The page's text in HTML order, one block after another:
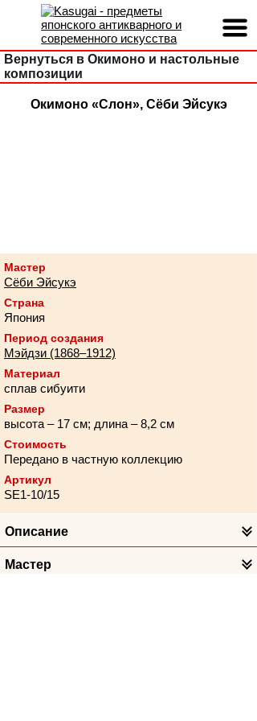
Вернуться в Окимоно и настольные
композиции
Окимоно «Слон», Сёби Эйсукэ
Мастер
Сёби Эйсукэ
Страна
Япония
Период создания
Мэйдзи (1868–1912)
Материал
сплав сибуити
Размер
высота – 17 см; длина – 8,2 см
Стоимость
Передано в частную коллекцию
Артикул
SE1-10/15
Описание
Мастер